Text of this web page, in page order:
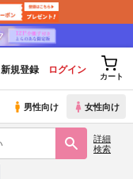
新規登録 ログイン
カート
男性向け 女性向け
詳細
検索